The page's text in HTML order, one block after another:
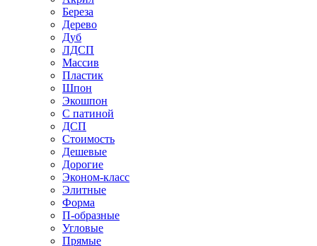
Береза
Дерево
Дуб
ЛДСП
Массив
Пластик
Шпон
Экошпон
С патиной
ДСП
Стоимость
Дешевые
Дорогие
Эконом-класс
Элитные
Форма
П-образные
Угловые
Прямые